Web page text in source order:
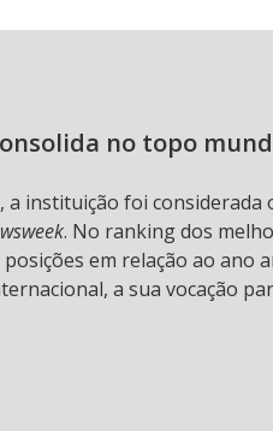
no topo
a instituição foi
. No ranking dos
em relação ao ano
a sua vocação